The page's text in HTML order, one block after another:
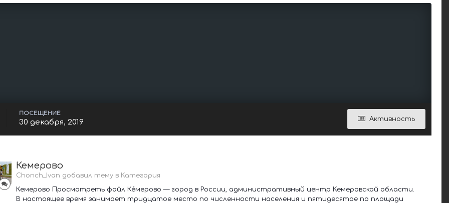
Активность
ПОСЕЩЕНИЕ
30 декабря, 2019
Кемерово
Chonch_Ivan добавил тему в Категория
Кемерово Просмотреть файл Ке́мерово — город в России, административный центр Кемеровской области.
В настоящее время занимает тридцатое место по численности населения и пятидесятое по площади